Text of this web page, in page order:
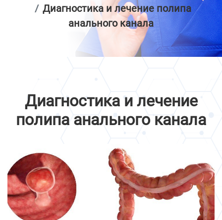
Диагностика и лечение полипа
анального канала
Диагностика и лечение
полипа анального канала